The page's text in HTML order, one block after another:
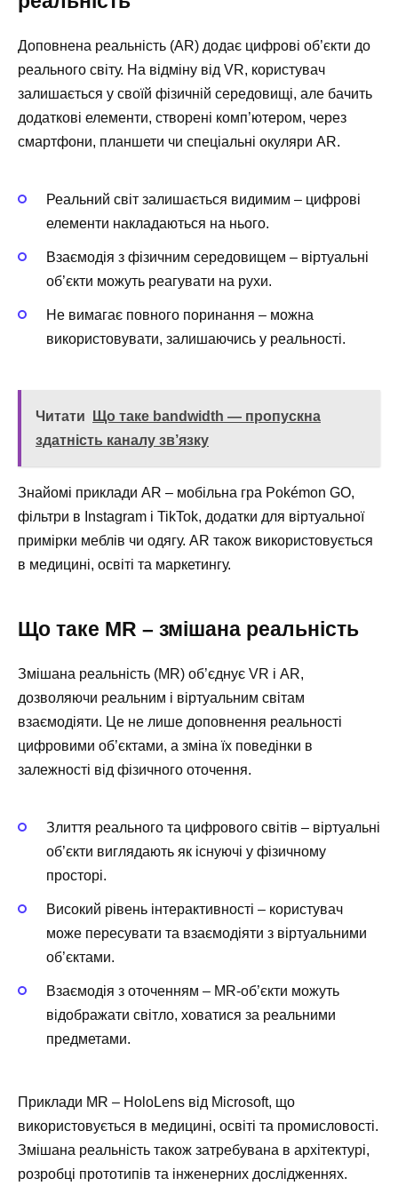
Доповнена реальність (AR) додає цифрові об’єкти до
реального світу. На відміну від VR, користувач
залишається у своїй фізичній середовищі, але бачить
додаткові елементи, створені комп’ютером, через
смартфони, планшети чи спеціальні окуляри AR.
Реальний світ залишається видимим – цифрові
елементи накладаються на нього.
Взаємодія з фізичним середовищем – віртуальні
об’єкти можуть реагувати на рухи.
Не вимагає повного поринання – можна
використовувати, залишаючись у реальності.
Читати
Що таке bandwidth — пропускна
здатність каналу зв’язку
Знайомі приклади AR – мобільна гра Pokémon GO,
фільтри в Instagram і TikTok, додатки для віртуальної
примірки меблів чи одягу. AR також використовується
в медицині, освіті та маркетингу.
Що таке MR – змішана реальність
Змішана реальність (MR) об’єднує VR і AR,
дозволяючи реальним і віртуальним світам
взаємодіяти. Це не лише доповнення реальності
цифровими об’єктами, а зміна їх поведінки в
залежності від фізичного оточення.
Злиття реального та цифрового світів – віртуальні
об’єкти виглядають як існуючі у фізичному
просторі.
Високий рівень інтерактивності – користувач
може пересувати та взаємодіяти з віртуальними
об’єктами.
Взаємодія з оточенням – MR-об’єкти можуть
відображати світло, ховатися за реальними
предметами.
Приклади MR – HoloLens від Microsoft, що
використовується в медицині, освіті та промисловості.
Змішана реальність також затребувана в архітектурі,
розробці прототипів та інженерних дослідженнях.